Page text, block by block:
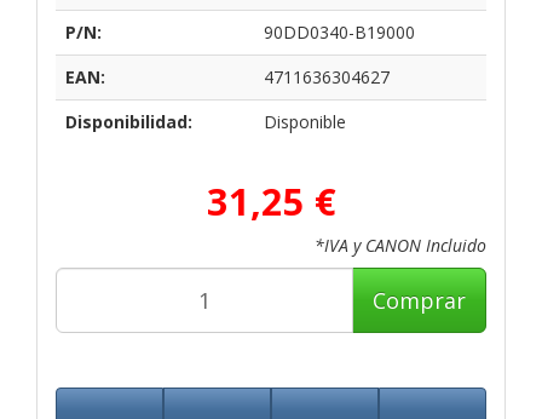
P/N:
90DD0340-B19000
EAN:
4711636304627
Disponibilidad:
Disponible
31,25 €
*IVA y CANON Incluido
Comprar